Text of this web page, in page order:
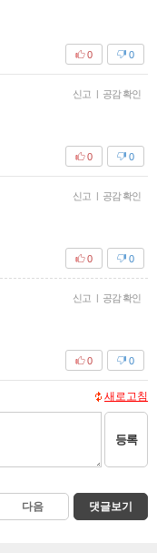
0
0
신고 | 공감 확인
0
0
신고 | 공감 확인
0
0
신고 | 공감 확인
0
0
새로고침
등록
다음 댓글보기